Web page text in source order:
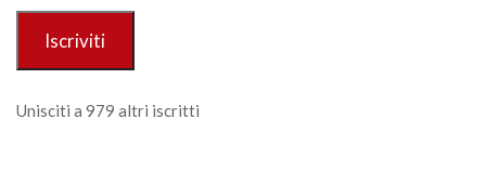
Iscriviti
Unisciti a 979 altri iscritti